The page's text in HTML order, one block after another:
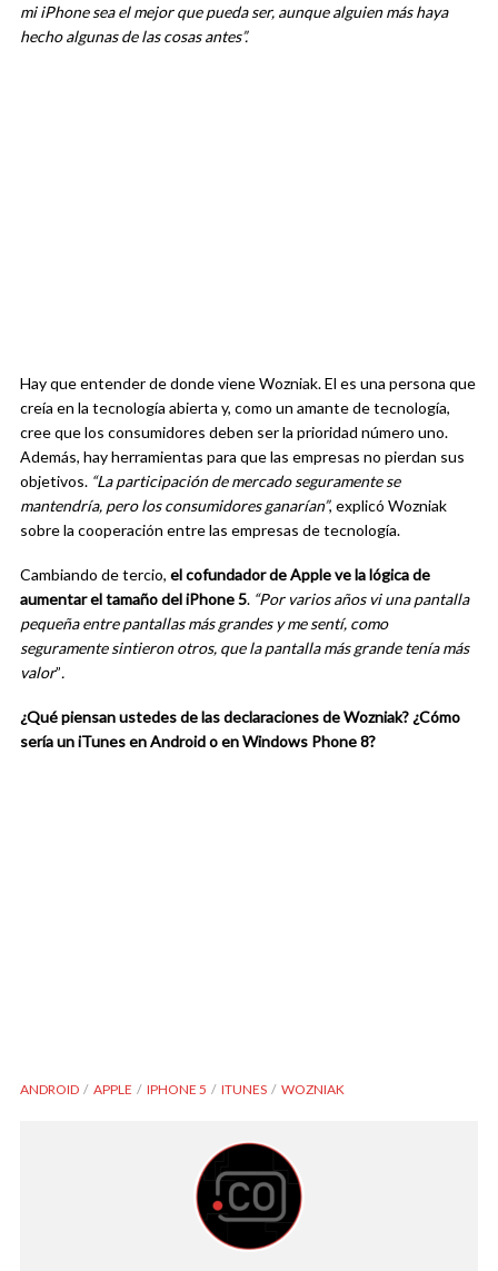
mi iPhone sea el mejor que pueda ser, aunque alguien más haya
hecho algunas de las cosas antes”.
Hay que entender de donde viene Wozniak. El es una persona que
creía en la tecnología abierta y, como un amante de tecnología,
cree que los consumidores deben ser la prioridad número uno.
Además, hay herramientas para que las empresas no pierdan sus
objetivos. “La participación de mercado seguramente se
mantendría, pero los consumidores ganarían”, explicó Wozniak
sobre la cooperación entre las empresas de tecnología.
Cambiando de tercio, el cofundador de Apple ve la lógica de
aumentar el tamaño del iPhone 5. “Por varios años vi una pantalla
pequeña entre pantallas más grandes y me sentí, como
seguramente sintieron otros, que la pantalla más grande tenía más
valor”.
¿Qué piensan ustedes de las declaraciones de Wozniak? ¿Cómo
sería un iTunes en Android o en Windows Phone 8?
ANDROID APPLE IPHONE 5 ITUNES WOZNIAK